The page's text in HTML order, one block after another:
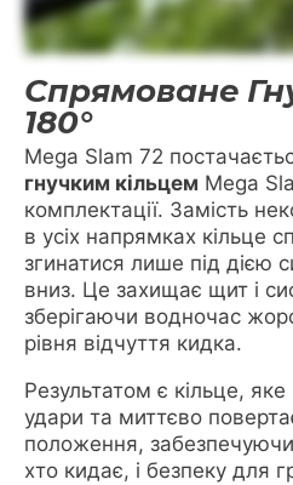
Спрямоване
180°
Mega Slam 72
гнучким кільцем Mega
комплектації. Замість
в усіх напрямках кільце
згинатися лише під дією
вниз. Це захищає щит і
зберігаючи водночас
рівня відчуття кидка.
Результатом є кільце,
удари та миттєво
положення, забезпечуючи
хто кидає, і безпеку для